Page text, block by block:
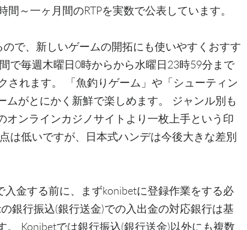
～一ヶ月間のRTPを実数で公表しています。
で、新しいゲームの開拓にも使いやすくおすす
で毎週木曜日0時からから水曜日23時59分まで
されます。 「魚釣りゲーム」や「シューティン
がとにかく新鮮で楽しめます。 ジャンル別も
ンラインカジノサイトより一枚上手という印
は低いですが、日本式ハンデは今後大きな差別
金する前に、まずkonibetに登録作業をする必
銀行振込(銀行送金)での入出金の対応銀行は基
Konibetでは銀行振込(銀行送金)以外にも複数